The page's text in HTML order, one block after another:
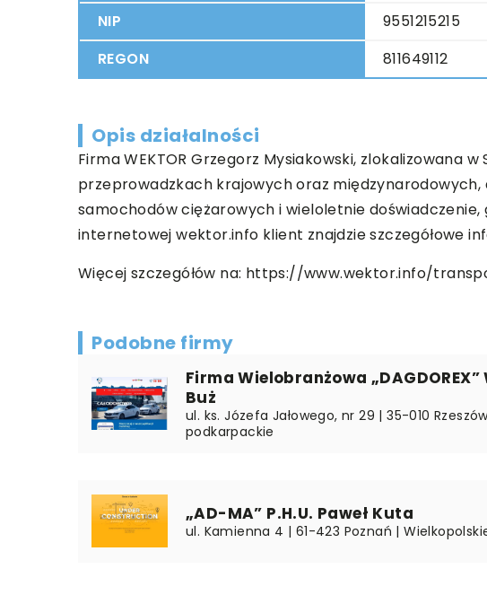
NIP
9551215215
REGON
811649112
Opis działalności
Firma WEKTOR Grzegorz Mysiakowski, zlokalizowana
przeprowadzkach krajowych oraz
samochodów ciężarowych i wieloletnie
internetowej wektor.info klient znajdzie szczegółowe
Więcej szczegółów na: https://www.wektor.info/
Podobne firmy
Firma Wielobranżowa „DAGDOREX”
Buż
ul. ks. Józefa Jałowego, nr 29 | 35-010
podkarpackie
„AD-MA” P.H.U. Paweł Kuta
ul. Kamienna 4 | 61-423 Poznań |